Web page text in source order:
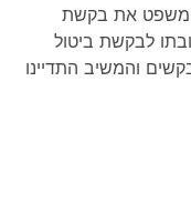
בית המשפט את בקשת
לבקשת ביטול
שהגישו המבקשים. 1. המבקשים והמשיב התדיינו